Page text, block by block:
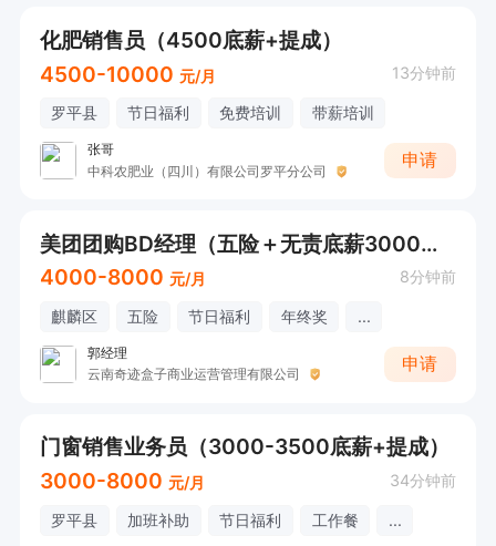
化肥销售员（4500底薪+提成）
4500-10000 元/月 13分钟前
罗平县 节日福利 免费培训 带薪培训
张哥
中科农肥业（四川）有限公司罗平分公司
申请
美团团购BD经理（五险＋无责底薪3000＋提成＋奖金）
4000-8000 元/月 8分钟前
麒麟区 五险 节日福利 年终奖 ...
郭经理
云南奇迹盒子商业运营管理有限公司
申请
门窗销售业务员（3000-3500底薪+提成）
3000-8000 元/月 34分钟前
罗平县 加班补助 节日福利 工作餐 ...